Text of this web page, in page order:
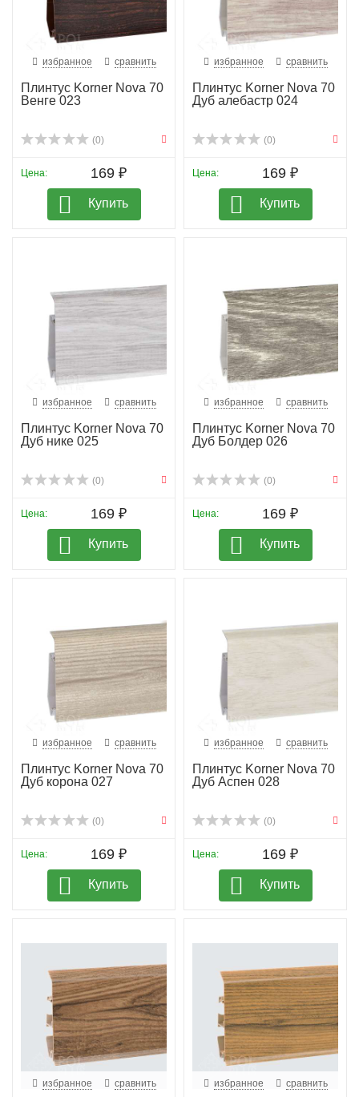
избранное сравнить
Плинтус Korner Nova 70
Венге 023
(0)
Цена: 169 ₽
Купить
избранное сравнить
Плинтус Korner Nova 70
Дуб алебастр 024
(0)
Цена: 169 ₽
Купить
избранное сравнить
Плинтус Korner Nova 70
Дуб нике 025
(0)
Цена: 169 ₽
Купить
избранное сравнить
Плинтус Korner Nova 70
Дуб Болдер 026
(0)
Цена: 169 ₽
Купить
избранное сравнить
Плинтус Korner Nova 70
Дуб корона 027
(0)
Цена: 169 ₽
Купить
избранное сравнить
Плинтус Korner Nova 70
Дуб Аспен 028
(0)
Цена: 169 ₽
Купить
избранное сравнить избранное сравнить